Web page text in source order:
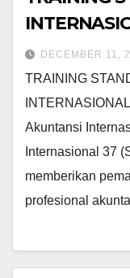
DECEMBER 11,
TRAINING
Akuntansi
Internasional 37
memberikan
profesional